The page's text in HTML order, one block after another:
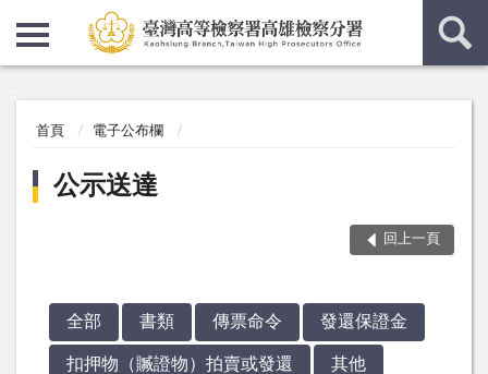
首頁 電子公布欄
公示送達
回上一頁
全部 書類 傳票命令 發還保證金
扣押物（贓證物）拍賣或發還 其他